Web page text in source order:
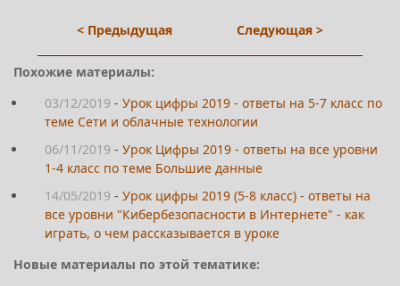
< Предыдущая Следующая >
Похожие материалы:
03/12/2019 - Урок цифры 2019 - ответы на 5-7 класс по
теме Сети и облачные технологии
06/11/2019 - Урок Цифры 2019 - ответы на все уровни
1-4 класс по теме Большие данные
14/05/2019 - Урок цифры 2019 (5-8 класс) - ответы на
все уровни "Кибербезопасности в Интернете" - как
играть, о чем рассказывается в уроке
Новые материалы по этой тематике: